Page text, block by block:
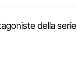
della serie